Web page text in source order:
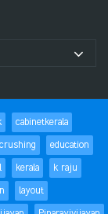
cabinetkerala
crushing
education
kerala
k raju
layout